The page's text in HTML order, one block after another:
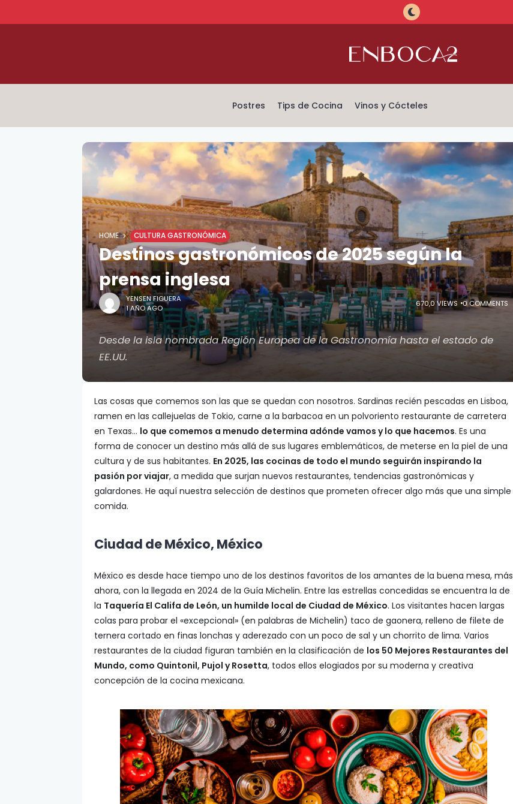
Postres Tips de Cocina Vinos y Cócteles
HOME CULTURA GASTRONÓMICA
Destinos gastronómicos de 2025 según la
prensa inglesa
YENSEN FIGUERA
1 AÑO AGO
670,0 VIEWS 0 COMMENTS
Desde la isla nombrada Región Europea de la Gastronomía hasta el estado de
EE.UU.
Las cosas que comemos son las que se quedan con nosotros. Sardinas recién pescadas en Lisboa,
ramen en las callejuelas de Tokio, carne a la barbacoa en un polvoriento restaurante de carretera
en Texas… lo que comemos a menudo determina adónde vamos y lo que hacemos. Es una
forma de conocer un destino más allá de sus lugares emblemáticos, de meterse en la piel de una
cultura y de sus habitantes. En 2025, las cocinas de todo el mundo seguirán inspirando la
pasión por viajar, a medida que surjan nuevos restaurantes, tendencias gastronómicas y
galardones. He aquí nuestra selección de destinos que prometen ofrecer algo más que una simple
comida.
Ciudad de México, México
México es desde hace tiempo uno de los destinos favoritos de los amantes de la buena mesa, más
ahora, con la llegada en 2024 de la Guía Michelin. Entre las estrellas concedidas se encuentra la de
la Taquería El Califa de León, un humilde local de Ciudad de México. Los visitantes hacen largas
colas para probar el «excepcional» (en palabras de Michelin) taco de gaonera, relleno de filete de
ternera cortado en finas lonchas y aderezado con un poco de sal y un chorrito de lima. Varios
restaurantes de la ciudad figuran también en la clasificación de los 50 Mejores Restaurantes del
Mundo, como Quintonil, Pujol y Rosetta, todos ellos elogiados por su moderna y creativa
concepción de la cocina mexicana.